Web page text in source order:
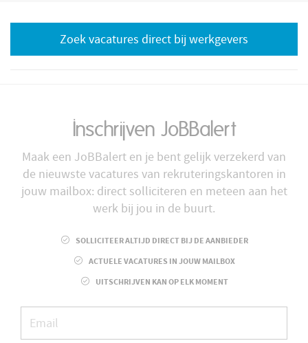
Zoek vacatures direct bij werkgevers
Inschrijven JoBBalert
Maak een JoBBalert en je bent gelijk verzekerd van
de nieuwste vacatures van rekruteringskantoren in
jouw mailbox: direct solliciteren en meteen aan het
werk bij jou in de buurt.
SOLLICITEER ALTIJD DIRECT BIJ DE AANBIEDER
ACTUELE VACATURES IN JOUW MAILBOX
UITSCHRIJVEN KAN OP ELK MOMENT